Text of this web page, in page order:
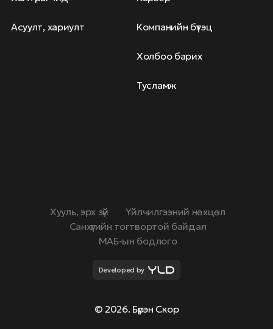
Асуулт, хариулт Компанийн бүтэц
Холбоо барих
Тусламж
© 2026. Бүрэн Скор
Хууль, эрх зүй
Үйлчилгээний нөхцөл
Санхүүгийн тогтвортой байдал
МАБ-ын бодлого
Developed by